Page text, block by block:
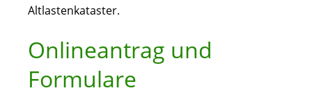
Altlastenkataster.
Onlineantrag und
Formulare